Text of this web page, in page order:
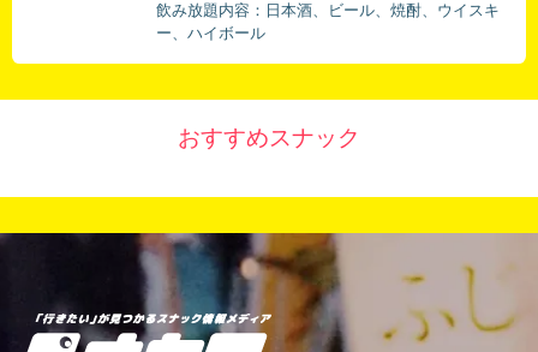
飲み放題内容：日本酒、ビール、焼酎、ウイスキ
ー、ハイボール
おすすめスナック